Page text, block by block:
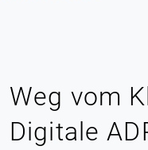
Weg vom
Digitale